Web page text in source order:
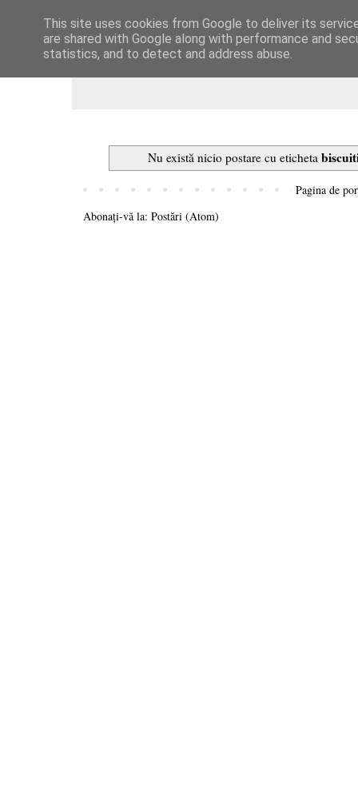
Dulcegarii culinare
Nu există nicio postare cu eticheta
Pagina de
Abonați-vă la: Postări (Atom)
This site uses cookies from Google to deliver its
are shared with Google along with performance and
statistics, and to detect and address abuse.